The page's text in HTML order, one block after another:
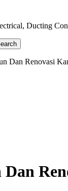
Ducting
Dan Renovasi
Dan